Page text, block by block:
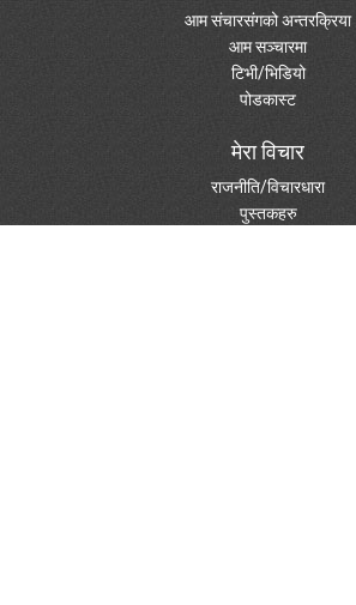
आम संचारसंगको अन्तरक्रिया
आम सञ्चारमा
टिभी/भिडियो
पोडकास्ट
मेरा विचार
राजनीति/विचारधारा
पुस्तकहरु